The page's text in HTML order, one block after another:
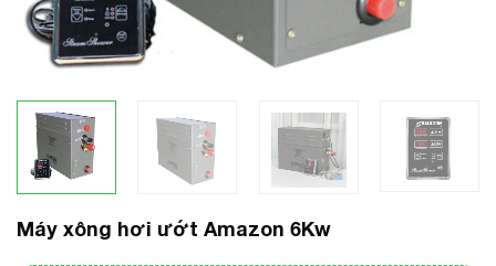
Máy xông hơi ướt Amazon 6Kw